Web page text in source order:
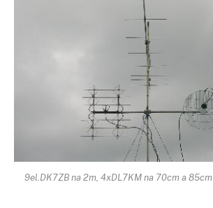
9el.DK7ZB na 2m, 4xDL7KM na 70cm a